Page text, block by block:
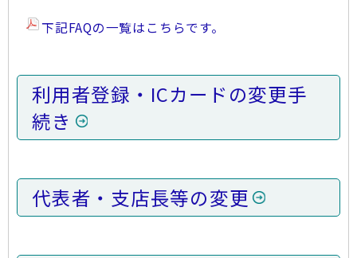
下記FAQの一覧はこちらです。
利用者登録・ICカードの変更手
続き
代表者・支店長等の変更